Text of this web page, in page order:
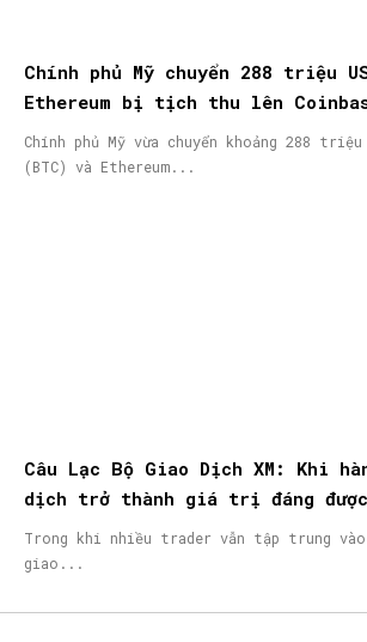
Chính phủ Mỹ chuyển 288 triệu
Ethereum bị tịch thu lên
Chính phủ Mỹ vừa chuyển khoảng 288
(BTC) và Ethereum...
Câu Lạc Bộ Giao Dịch XM: Khi
dịch trở thành giá trị đáng
Trong khi nhiều trader vẫn tập trung
giao...